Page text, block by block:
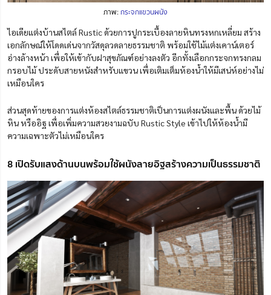
ภาพ:กระจกแขวนผนัง
ไอเดียแต่งบ้านสไตล์ Rustic ด้วยการปูกระเบื้องลายหินทรงหกเหลี่ยม สร้าง
เอกลักษณ์ให้โดดเด่นจากวัสดุลวดลายธรรมชาติ พร้อมใช้ไม้แต่งเคาน์เตอร์
อ่างล้างหน้า เพื่อให้เข้ากับฝาสุขภัณฑ์อย่างลงตัว อีกทั้งเลือกกระจกทรงกลม
กรอบไม้ ประดับสายหนังสำหรับแขวน เพื่อเติมเต็มห้องน้ำให้มีเสน่ห์อย่างไม่
เหมือนใคร
ส่วนสุดท้ายของการแต่งห้องสไตล์ธรรมชาติเป็นการแต่งผนังและพื้น ด้วยไม้
หิน หรืออิฐ เพื่อเพิ่มความสวยงามฉบับ Rustic Style เข้าไปให้ห้องน้ำมี
ความเฉพาะตัวไม่เหมือนใคร
8 เปิดรับแสงด้านบนพร้อมใช้ผนังลายอิฐสร้างความเป็นธรรมชาติ